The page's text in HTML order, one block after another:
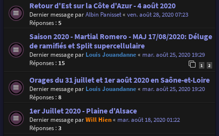
Retour d'Est sur la Côte d'Azur - 4 août 2020
Dernier message parAlbin Panisset« ven. août 28, 2020 07:23
Réponses :5
Saison 2020 - Martial Romero - MAJ 17/08/2020: Déluge
de ramifiés et Split supercellulaire
Dernier message par Louis Jouandanne« mar. août 25, 2020 19:29
Réponses : 15 1 2
Orages du 31 juillet et 1er août 2020 en Saône-et-Loire
Dernier message par Louis Jouandanne« mar. août 25, 2020 19:20
Réponses :8
1er Juillet 2020 - Plaine d'Alsace
Dernier message parWill Hien« mar. août 18, 2020 01:22
Réponses :3